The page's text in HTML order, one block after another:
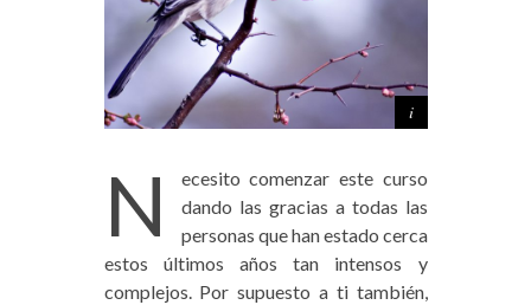
N
ecesito comenzar este curso
dando las gracias a todas las
personas que han estado cerca
estos últimos años tan intensos y
complejos. Por supuesto a ti también,